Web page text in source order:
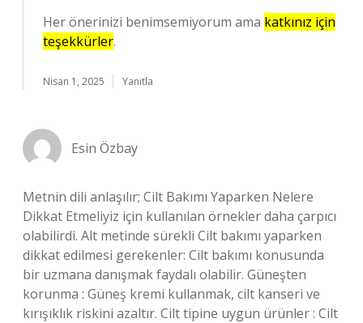
Her önerinizi benimsemiyorum ama katkınız için
teşekkürler.
Nisan 1, 2025 Yanıtla
Esin Özbay
Metnin dili anlaşılır; Cilt Bakımı Yaparken Nelere
Dikkat Etmeliyiz için kullanılan örnekler daha çarpıcı
olabilirdi. Alt metinde sürekli Cilt bakımı yaparken
dikkat edilmesi gerekenler: Cilt bakımı konusunda
bir uzmana danışmak faydalı olabilir. Güneşten
korunma : Güneş kremi kullanmak, cilt kanseri ve
kırışıklık riskini azaltır. Cilt tipine uygun ürünler : Cilt